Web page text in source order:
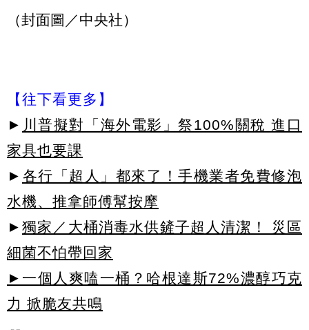
（封面圖／中央社）
【往下看更多】
► 川普擬對「海外電影」祭100%關稅 進口
家具也要課
► 各行「超人」都來了！手機業者免費修泡
水機、推拿師傅幫按摩
► 獨家／大桶消毒水供鏟子超人清潔！ 災區
細菌不怕帶回家
►一個人爽嗑一桶？哈根達斯72%濃醇巧克
力 掀脆友共鳴